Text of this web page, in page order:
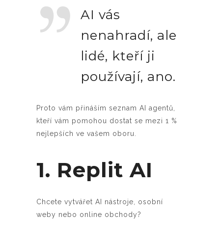
AI vás
nenahradí, ale
lidé, kteří ji
používají, ano.
Proto vám přináším seznam AI agentů,
kteří vám pomohou dostat se mezi 1 %
nejlepších ve vašem oboru.
1. Replit AI
Chcete vytvářet AI nástroje, osobní
weby nebo online obchody?